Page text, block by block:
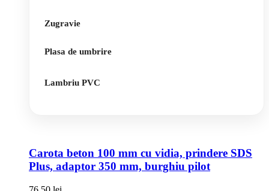
Zugravie
Plasa de umbrire
Lambriu PVC
Carota beton 100 mm cu vidia, prindere SDS
Plus, adaptor 350 mm, burghiu pilot